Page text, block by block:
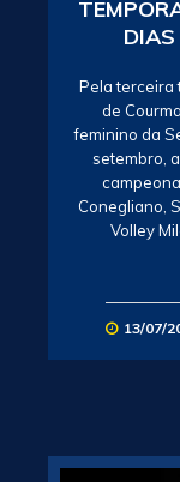
Pela terceira
de
feminino da
setembro,
Conegliano,
Volley
13/07/